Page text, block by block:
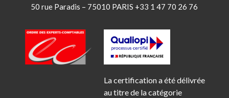
50 rue Paradis – 75010 PARIS +33 1 47 70 26 76
La certification a été délivrée
au titre de la catégorie